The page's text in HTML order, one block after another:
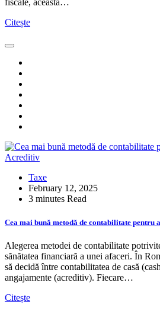
fiscale, această…
Citește
Taxe
February 12, 2025
3 minutes Read
Cea mai bună metodă de contabilitate pentru
Alegerea metodei de contabilitate
sănătatea financiară a unei afaceri. În
să decidă între contabilitatea de casă
angajamente (acreditiv). Fiecare…
Citește